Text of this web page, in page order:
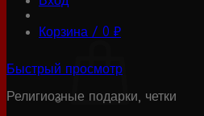
Корзина / 0 ₽
Быстрый просмотр
Религиозные подарки, четки